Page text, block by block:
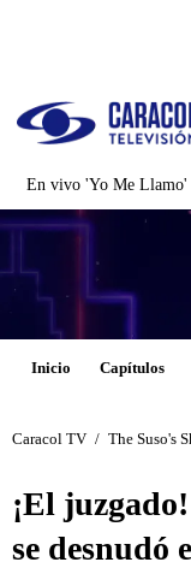
En vivo 'Yo Me Llamo'
Inicio Capítulos
Caracol TV / The Suso's
¡El
se desnudó